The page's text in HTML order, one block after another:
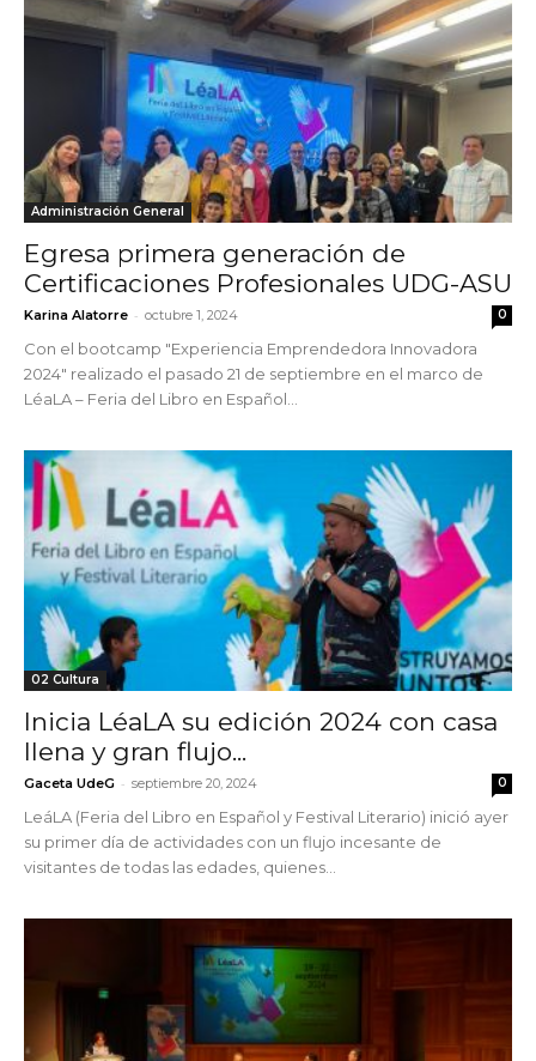
Administración General
Egresa primera generación de
Certificaciones Profesionales UDG-ASU
Karina Alatorre - octubre 1, 2024 0
Con el bootcamp "Experiencia Emprendedora Innovadora
2024" realizado el pasado 21 de septiembre en el marco de
LéaLA – Feria del Libro en Español...
02 Cultura
Inicia LéaLA su edición 2024 con casa
llena y gran flujo...
Gaceta UdeG - septiembre 20, 2024 0
LeáLA (Feria del Libro en Español y Festival Literario) inició ayer
su primer día de actividades con un flujo incesante de
visitantes de todas las edades, quienes...